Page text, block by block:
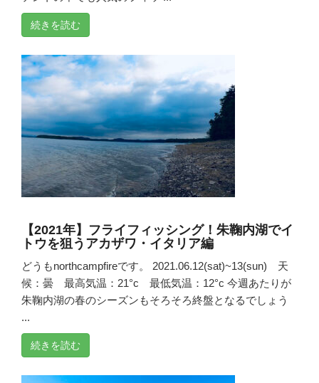
続きを読む
【2021年】フライフィッシング！朱鞠内湖でイ
トウを狙うアカザワ・イタリア編
どうもnorthcampfireです。 2021.06.12(sat)~13(sun) 天
候：曇 最高気温：21°c 最低気温：12°c 今週あたりが
朱鞠内湖の春のシーズンもそろそろ終盤となるでしょう
...
続きを読む